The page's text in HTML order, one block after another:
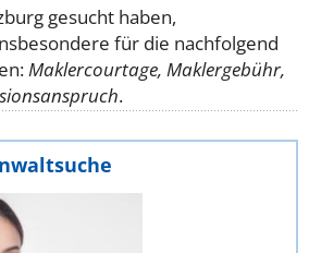
gesucht haben,
für die nachfolgend
Maklercourtage, Maklergebühr,
.